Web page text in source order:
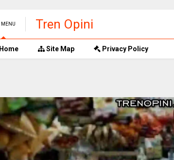
MENU Tren Opini
Home Site Map Privacy Policy